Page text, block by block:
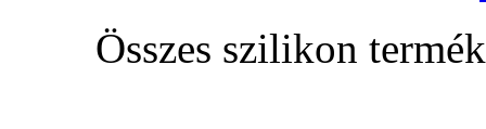
Összes szilikon